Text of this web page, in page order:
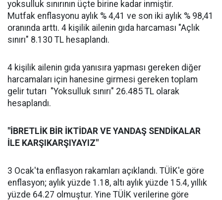
yoksulluk sınırının üçte birine kadar inmiştir.
Mutfak enflasyonu aylık % 4,41 ve son iki aylık % 98,41
oranında arttı. 4 kişilik ailenin gıda harcaması "Açlık
sınırı" 8.130 TL hesaplandı.
4 kişilik ailenin gıda yanısıra yapması gereken diğer
harcamaları için hanesine girmesi gereken toplam
gelir tutarı "Yoksulluk sınırı" 26.485 TL olarak
hesaplandı.
"İBRETLİK BİR İKTİDAR VE YANDAŞ SENDİKALAR
İLE KARŞIKARŞIYAYIZ"
3 Ocak'ta enflasyon rakamları açıklandı. TÜİK'e göre
enflasyon; aylık yüzde 1.18, altı aylık yüzde 15.4, yıllık
yüzde 64.27 olmuştur. Yine TÜİK verilerine göre